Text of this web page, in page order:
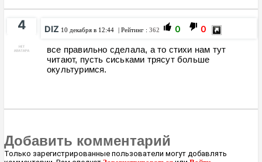
4 DIZ 10 декабря в 12:44 | Рейтинг : 362 0 0
все правильно сделала, а то стихи нам тут
читают, пусть сиськами трясут больше
окультуримся.
Добавить комментарий
Только зарегистрированные пользователи могут добавлять